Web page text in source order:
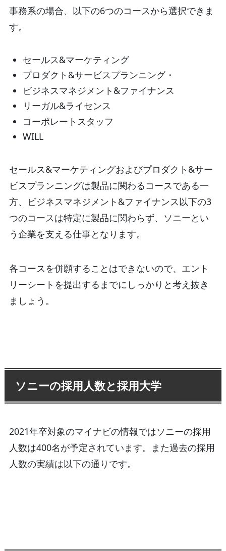
事務系の場合、以下の6つのコースから選択できま
す。
セールス&マーケティング
プロダクト&サービスプランニング・
ビジネスマネジメント&ファイナンス
リーガル&ライセンス
コーポレートスタッフ
WILL
セールス&マーケティングおよびプロダクト&サー
ビスプランニングは製品に関わるコースである一
方、ビジネスマネジメント&ファイナンス以下の3
つのコースは特定に製品に関わらず、ソニーとい
う企業を支える仕事となります。
各コースを併願することはできないので、エント
リーシートを提出するまでにしっかりと考え抜き
ましょう。
ソニーの採用人数と採用大学
2021年卒対象のマイナビの情報ではソニーの採用
人数は400名が予定されています。また過去の採用
人数の実績は以下の通りです。